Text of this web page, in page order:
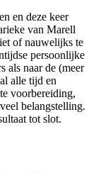
en deze keer
van Marell
of nauwelijks te
persoonlijke
als naar de (meer
alle tijd en
voorbereiding,
belangstelling.
tot slot.